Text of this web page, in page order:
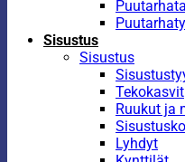
Sisustus
Sisustus
Tekokasvit
Ruukut ja
Lyhdyt